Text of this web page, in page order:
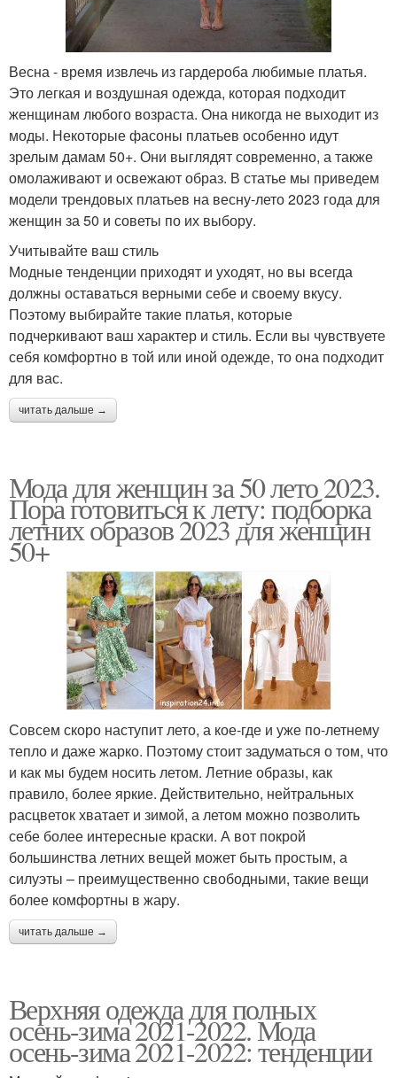
Весна - время извлечь из гардероба любимые платья.
Это легкая и воздушная одежда, которая подходит
женщинам любого возраста. Она никогда не выходит из
моды. Некоторые фасоны платьев особенно идут
зрелым дамам 50+. Они выглядят современно, а также
омолаживают и освежают образ. В статье мы приведем
модели трендовых платьев на весну-лето 2023 года для
женщин за 50 и советы по их выбору.
Учитывайте ваш стиль
Модные тенденции приходят и уходят, но вы всегда
должны оставаться верными себе и своему вкусу.
Поэтому выбирайте такие платья, которые
подчеркивают ваш характер и стиль. Если вы чувствуете
себя комфортно в той или иной одежде, то она подходит
для вас.
читать дальше →
Мода для женщин за 50 лето 2023.
Пора готовиться к лету: подборка
летних образов 2023 для женщин
50+
Совсем скоро наступит лето, а кое-где и уже по-летнему
тепло и даже жарко. Поэтому стоит задуматься о том, что
и как мы будем носить летом. Летние образы, как
правило, более яркие. Действительно, нейтральных
расцветок хватает и зимой, а летом можно позволить
себе более интересные краски. А вот покрой
большинства летних вещей может быть простым, а
силуэты – преимущественно свободными, такие вещи
более комфортны в жару.
читать дальше →
Верхняя одежда для полных
осень-зима 2021-2022. Мода
осень-зима 2021-2022: тенденции